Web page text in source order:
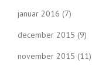
januar 2016 (7)
december 2015 (9)
november 2015 (11)